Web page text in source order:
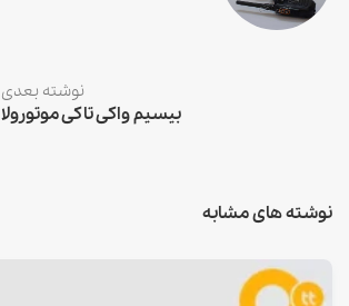
نوشته بعدی
بیسیم واکی تاکی موتورولا
نوشته های مشابه